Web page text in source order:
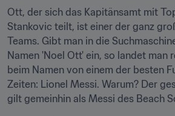
Ott, der sich das Kapitänsamt mit
Stankovic teilt, ist einer der ganz
Teams. Gibt man in die
Namen 'Noel Ott' ein, so landet man
beim Namen von einem der besten
Zeiten: Lionel Messi. Warum? Der
gilt gemeinhin als Messi des Beach